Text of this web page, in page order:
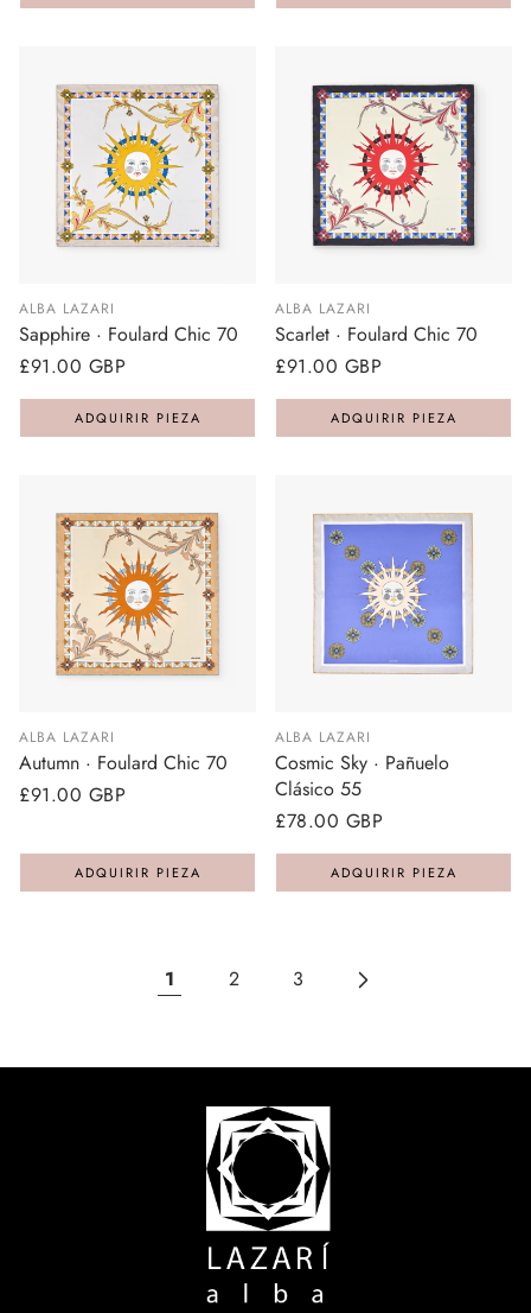
ALBA LAZARI
Sapphire · Foulard Chic 70
Precio
regular
£91.00 GBP
ADQUIRIR PIEZA
ALBA LAZARI
Scarlet · Foulard Chic 70
Precio
regular
£91.00 GBP
ADQUIRIR PIEZA
ALBA LAZARI
Autumn · Foulard Chic 70
Precio
£91.00 GBP
ADQUIRIR PIEZA
ALBA LAZARI
Cosmic Sky · Pañuelo
Clásico 55
Precio
regular
£78.00 GBP
ADQUIRIR PIEZA
1 2 3